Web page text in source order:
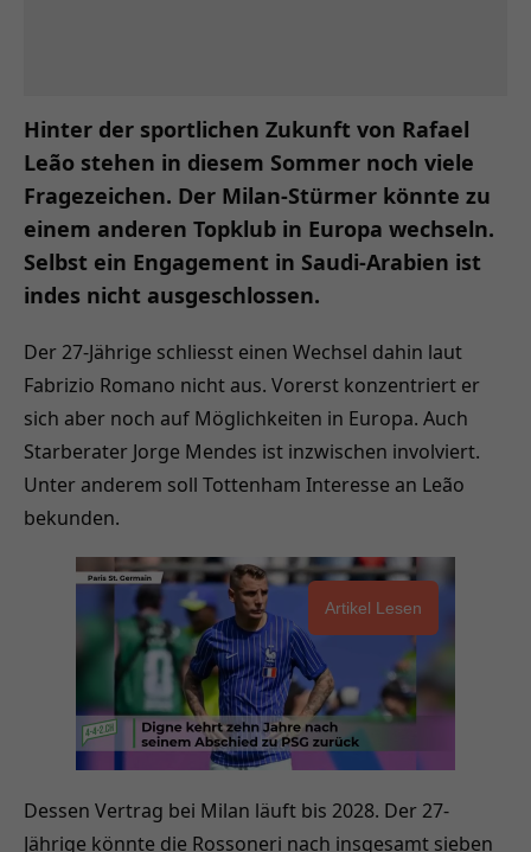
Hinter der sportlichen Zukunft von Rafael
Leão stehen in diesem Sommer noch viele
Fragezeichen. Der Milan-Stürmer könnte zu
einem anderen Topklub in Europa wechseln.
Selbst ein Engagement in Saudi-Arabien ist
indes nicht ausgeschlossen.
Der 27-Jährige schliesst einen Wechsel dahin laut
Fabrizio Romano nicht aus. Vorerst konzentriert er
sich aber noch auf Möglichkeiten in Europa. Auch
Starberater Jorge Mendes ist inzwischen involviert.
Unter anderem soll Tottenham Interesse an Leão
bekunden.
Artikel Lesen
Dessen Vertrag bei Milan läuft bis 2028. Der 27-
Jährige könnte die Rossoneri nach insgesamt sieben